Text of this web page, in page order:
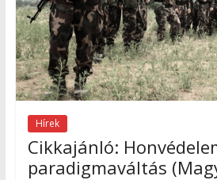
Hírek
Cikkajánló:
paradigmaváltás